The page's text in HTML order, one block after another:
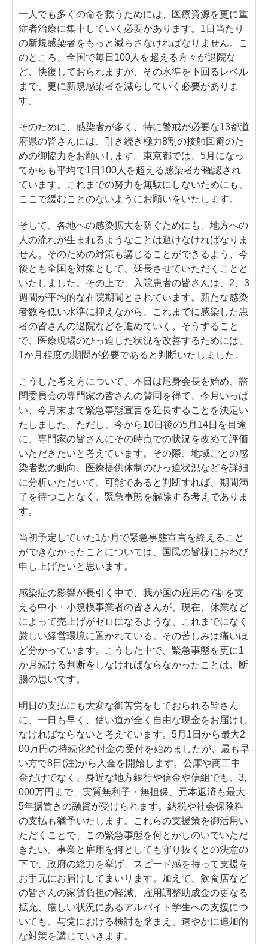
一人でも多くの命を救うためには、医療資源を更に重
症者治療に集中していく必要があります。1日当たり
の新規感染者をもっと減らさなければなりません。こ
のところ、全国で毎日100人を超える方々が退院な
ど、快復しておられますが、その水準を下回るレベル
まで、更に新規感染者を減らしていく必要がありま
す。
そのために、感染者が多く、特に警戒が必要な13都道
府県の皆さんには、引き続き極力8割の接触回避のた
めの御協力をお願いします。東京都では、5月になっ
てからも平均で1日100人を超える感染者が確認され
ています。これまでの努力を無駄にしないためにも、
ここで緩むことのないようにお願いをいたします。
そして、各地への感染拡大を防ぐためにも、地方への
人の流れが生まれるようなことは避けなければなりま
せん。そのための対策も講じることができるよう、今
後とも全国を対象として、延長させていただくことと
いたしました。その上で、入院患者の皆さんは、2、3
週間が平均的な在院期間とされています。新たな感染
者数を低い水準に抑えながら、これまでに感染した患
者の皆さんの退院などを進めていく。そうすること
で、医療現場のひっ迫した状況を改善するためには、
1か月程度の期間が必要であると判断いたしました。
こうした考え方について、本日は尾身会長を始め、諮
問委員会の専門家の皆さんの賛同を得て、今月いっぱ
い、今月末まで緊急事態宣言を延長することを決定い
たしました。ただし、今から10日後の5月14日を目途
に、専門家の皆さんにその時点での状況を改めて評価
いただきたいと考えています。その際、地域ごとの感
染者数の動向、医療提供体制のひっ迫状況などを詳細
に分析いただいて、可能であると判断すれば、期間満
了を待つことなく、緊急事態を解除する考えでありま
す。
当初予定していた1か月で緊急事態宣言を終えること
ができなかったことについては、国民の皆様におわび
申し上げたいと思います。
感染症の影響が長引く中で、我が国の雇用の7割を支
える中小・小規模事業者の皆さんが、現在、休業など
によって売上げがゼロになるような、これまでになく
厳しい経営環境に置かれている。その苦しみは痛いほ
ど分かっています。こうした中で、緊急事態を更に1
か月続ける判断をしなければならなかったことは、断
腸の思いです。
明日の支払にも大変な御苦労をしておられる皆さん
に、一日も早く、使い道が全く自由な現金をお届けし
なければならないと考えています。5月1日から最大2
00万円の持続化給付金の受付を始めましたが、最も早
い方で8日(注)から入金を開始します。公庫や商工中
金だけでなく、身近な地方銀行や信金や信組でも、3,
000万円まで、実質無利子・無担保、元本返済も最大
5年据置きの融資が受けられます。納税や社会保険料
の支払も猶予いたします。これらの支援策を御活用い
ただくことで、この緊急事態を何とかしのいでいただ
きたい。事業と雇用を何としても守り抜くとの決意の
下で、政府の総力を挙げ、スピード感を持って支援を
お手元にお届けしてまいります。加えて、飲食店など
の皆さんの家賃負担の軽減、雇用調整助成金の更なる
拡充、厳しい状況にあるアルバイト学生への支援につ
いても、与党における検討を踏まえ、速やかに追加的
な対策を講じていきます。